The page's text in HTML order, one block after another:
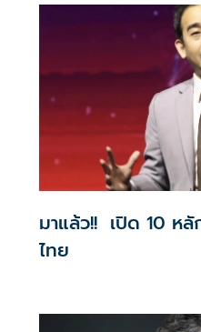
มาแล้ว!! เปิด 10 ห
ไทย